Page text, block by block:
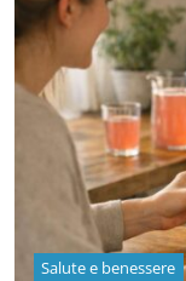
Salute e benessere